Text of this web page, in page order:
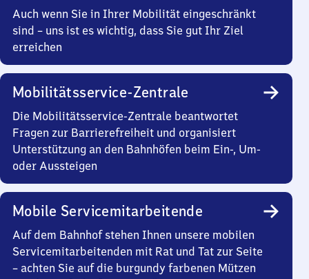
Auch wenn Sie in Ihrer Mobilität eingeschränkt
sind – uns ist es wichtig, dass Sie gut Ihr Ziel
erreichen
Mobilitätsservice-Zentrale
Die Mobilitätsservice-Zentrale beantwortet
Fragen zur Barrierefreiheit und organisiert
Unterstützung an den Bahnhöfen beim Ein-, Um-
oder Aussteigen
Mobile Servicemitarbeitende
Auf dem Bahnhof stehen Ihnen unsere mobilen
Servicemitarbeitenden mit Rat und Tat zur Seite
– achten Sie auf die burgundy farbenen Mützen